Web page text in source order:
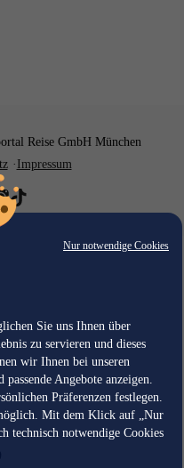
Nur notwendige Cookies
Sie uns Ihnen über
zu servieren und dieses
wir Ihnen bei unseren
Angebote anzeigen.
Präferenzen festlegen.
Mit dem Klick auf „Nur
technisch notwendige Cookies
Reise GmbH München
Impressum